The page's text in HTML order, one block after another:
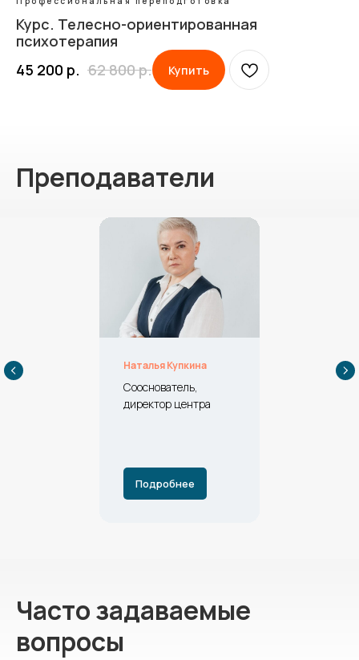
Курс. Телесно-ориентированная
психотерапия
45 200 р. 62 800р. Купить
Преподаватели
Наталья Купкина
Сооснователь,
директор центра
Подробнее
Часто задаваемые
вопросы